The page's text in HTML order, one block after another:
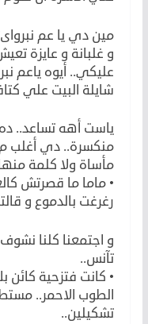
مين دي يا عم
و غلبانة و عايزة
عليكي.. أيوه ياعم
شايلة البيت علي
ياست أهه تساعد..
منكسرة.. دي أغلب
مأساة ولا كلمة
• ماما ما قصرتش
رغرغت بالدموع و
و اجتمعنا كلنا
تآنس..
• كانت فتزحية كائن
الطوب الاحمر..
تشكيلين..